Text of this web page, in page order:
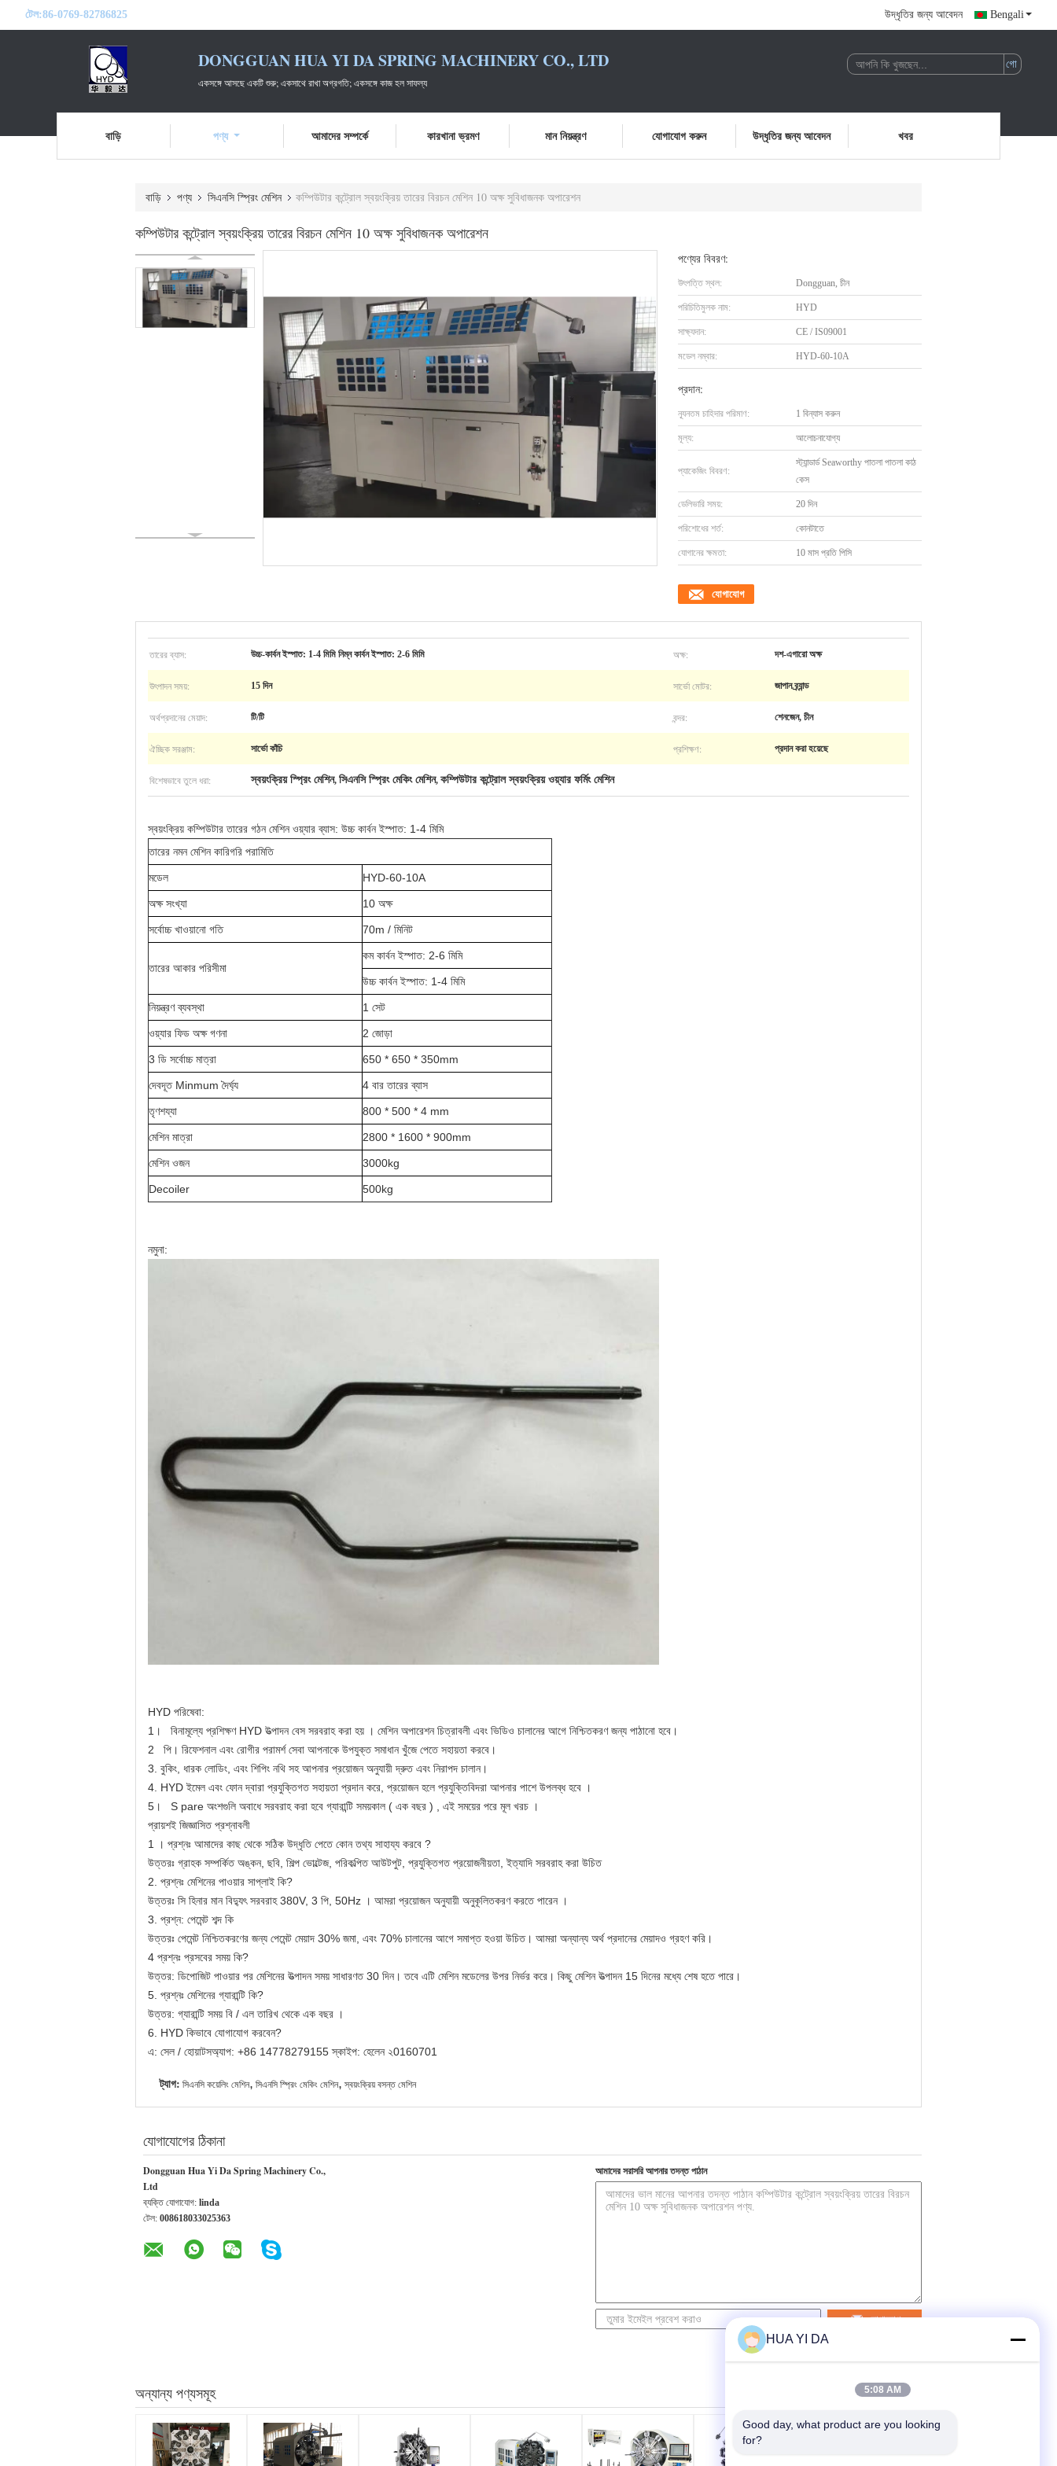
টেল:86-0769-82786825 উদ্ধৃতির জন্য আবেদন Bengali
DONGGUAN HUA YI DA SPRING MACHINERY CO., LTD
একসঙ্গে আসছে একটি শুরু; একসাথে রাখা অগ্রগতি; একসঙ্গে কাজ হল সাফল্য
বাড়ি পণ্য আমাদের সম্পর্কে কারখানা ভ্রমণ মান নিয়ন্ত্রণ যোগাযোগ করুন উদ্ধৃতির জন্য আবেদন খবর
বাড়ি পণ্য সিএনসি স্প্রিং মেশিন কম্পিউটার কন্ট্রোল স্বয়ংক্রিয় তারের বিরচন মেশিন 10 অক্ষ সুবিধাজনক অপারেশন
কম্পিউটার কন্ট্রোল স্বয়ংক্রিয় তারের বিরচন মেশিন 10 অক্ষ সুবিধাজনক অপারেশন
পণ্যের বিবরণ:
উৎপত্তি স্থল: Dongguan, চীন
পরিচিতিমুলক নাম: HYD
সাক্ষ্যদান: CE / IS09001
মডেল নম্বার: HYD-60-10A
প্রদান:
ন্যূনতম চাহিদার পরিমাণ: 1 বিন্যাস করুন
মূল্য: আলোচনাযোগ্য
প্যাকেজিং বিবরণ:
স্ট্যান্ডার্ড Seaworthy পাতলা পাতলা কাঠ
কেস
ডেলিভারি সময়: 20 দিন
পরিশোধের শর্ত: কোনটাতে
যোগানের ক্ষমতা: 10 মাস প্রতি পিসি
যোগাযোগ
তারের ব্যাস: উচ্চ-কার্বন ইস্পাত: 1-4 মিমি নিম্ন কার্বন ইস্পাত: 2-6 মিমি অক্ষ: দশ-এগারো অক্ষ
উৎপাদন সময়: 15 দিন সার্ভো মোটর: জাপান ব্র্যান্ড
অর্থপ্রদানের মেয়াদ: টি/টি বন্দর: শেনজেন, চীন
ঐচ্ছিক সরঞ্জাম: সার্ভো কাঁচি প্রশিক্ষণ: প্রদান করা হয়েছে
বিশেষভাবে তুলে ধরা: স্বয়ংক্রিয় স্প্রিং মেশিন, সিএনসি স্প্রিং মেকিং মেশিন, কম্পিউটার কন্ট্রোল স্বয়ংক্রিয় ওয়্যার ফর্মিং মেশিন
স্বয়ংক্রিয় কম্পিউটার তারের গঠন মেশিন ওয়্যার ব্যাস: উচ্চ কার্বন ইস্পাত: 1-4 মিমি
তারের নমন মেশিন কারিগরি পরামিতি
মডেল HYD-60-10A
অক্ষ সংখ্যা 10 অক্ষ
সর্বোচ্চ খাওয়ানো গতি 70m / মিনিট
তারের আকার পরিসীমা
কম কার্বন ইস্পাত: 2-6 মিমি
উচ্চ কার্বন ইস্পাত: 1-4 মিমি
নিয়ন্ত্রণ ব্যবস্থা 1 সেট
ওয়্যার ফিড অক্ষ গণনা 2 জোড়া
3 ডি সর্বোচ্চ মাত্রা 650 * 650 * 350mm
দেবদূত Minmum দৈর্ঘ্য 4 বার তারের ব্যাস
তৃণশয্যা 800 * 500 * 4 mm
মেশিন মাত্রা 2800 * 1600 * 900mm
মেশিন ওজন 3000kg
Decoiler 500kg
নমুনা:
HYD পরিষেবা:
1।
বিনামূল্যে প্রশিক্ষণ HYD উত্পাদন বেস সরবরাহ করা হয় । মেশিন অপারেশন চিত্রাবলী এবং ভিডিও চালানের আগে নিশ্চিতকরণ জন্য পাঠানো হবে।
2
পি। রিফেশনাল এবং রোগীর পরামর্শ সেবা আপনাকে উপযুক্ত সমাধান খুঁজে পেতে সহায়তা করবে।
3. বুকিং, ধারক লোডিং, এবং শিপিং নথি সহ আপনার প্রয়োজন অনুযায়ী দ্রুত এবং নিরাপদ চালান।
4. HYD ইমেল এবং ফোন দ্বারা প্রযুক্তিগত সহায়তা প্রদান করে, প্রয়োজন হলে প্রযুক্তিবিদরা আপনার পাশে উপলব্ধ হবে ।
5।
S pare অংশগুলি অবাধে সরবরাহ করা হবে গ্যারান্টি সময়কাল ( এক বছর ) এই সময়ের পরে মূল খরচ ।
প্রায়শই জিজ্ঞাসিত প্রশ্নাবলী
1
। প্রশ্নঃ আমাদের কাছ থেকে সঠিক উদ্ধৃতি পেতে কোন তথ্য সাহায্য করবে ?
উত্তরঃ গ্রাহক সম্পর্কিত অঙ্কন, ছবি, শিল্প ভোল্টেজ, পরিকল্পিত আউটপুট, প্রযুক্তিগত প্রয়োজনীয়তা, ইত্যাদি সরবরাহ করা উচিত
2. প্রশ্নঃ মেশিনের পাওয়ার সাপ্লাই কি?
উত্তরঃ সি হিনার মান বিদ্যুৎ সরবরাহ 380V, 3 পি, 50Hz । আমরা প্রয়োজন অনুযায়ী অনুকূলিতকরণ করতে পারেন ।
3. প্রশ্ন: পেমেন্ট শব্দ কি
উত্তরঃ পেমেন্ট নিশ্চিতকরণের জন্য পেমেন্ট মেয়াদ 30% জমা, এবং 70% চালানের আগে সমাপ্ত হওয়া উচিত। আমরা অন্যান্য অর্থ প্রদানের মেয়াদও গ্রহণ করি।
4 প্রশ্নঃ প্রসবের সময় কি?
উত্তর: ডিপোজিট পাওয়ার পর মেশিনের উত্পাদন সময় সাধারণত 30 দিন। তবে এটি মেশিন মডেলের উপর নির্ভর করে। কিছু মেশিন উত্পাদন 15 দিনের মধ্যে শেষ হতে পারে।
5. প্রশ্নঃ মেশিনের গ্যারান্টি কি?
উত্তর: গ্যারান্টি সময় বি / এল তারিখ থেকে এক বছর ।
6. HYD কিভাবে যোগাযোগ করবেন?
এ: সেল / হোয়াটসঅ্যাপ: +86 14778279155স্কাইপ: হেলেন ২0160701
ট্যাগ: সিএনসি কয়েলিং মেশিন, সিএনসি স্প্রিং মেকিং মেশিন, স্বয়ংক্রিয় বসন্ত মেশিন
যোগাযোগের ঠিকানা
Dongguan Hua Yi Da Spring Machinery Co.,
Ltd
ব্যক্তি যোগাযোগ: linda
টেল: 008618033025363
আমাদের সরাসরি আপনার তদন্ত পাঠান
যোগাযোগ
অন্যান্য পণ্যসমূহ
HUA YI DA
5:08 AM
Good day, what product are you looking
for?